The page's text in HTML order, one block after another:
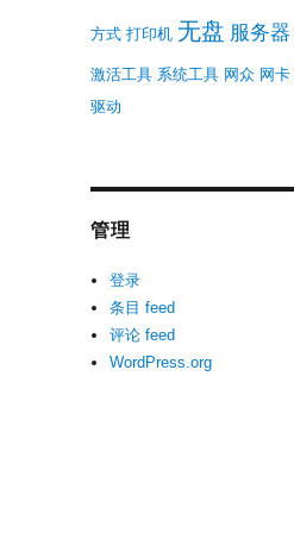
方式 打印机 无盘 服务器
激活工具 系统工具 网众 网卡
驱动
管理
登录
条目 feed
评论 feed
WordPress.org